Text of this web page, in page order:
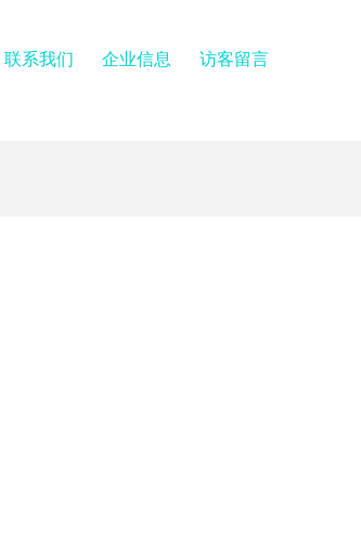
联系我们 企业信息 访客留言